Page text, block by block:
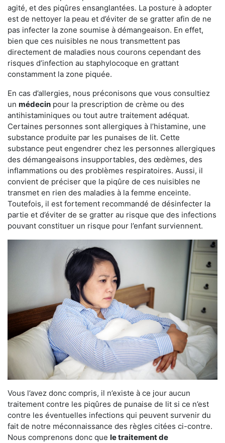
agité, et des piqûres ensanglantées. La posture à adopter
est de nettoyer la peau et d’éviter de se gratter afin de ne
pas infecter la zone soumise à démangeaison. En effet,
bien que ces nuisibles ne nous transmettent pas
directement de maladies nous courons cependant des
risques d’infection au staphylocoque en grattant
constamment la zone piquée.
En cas d’allergies, nous préconisons que vous consultiez
un médecin pour la prescription de crème ou des
antihistaminiques ou tout autre traitement adéquat.
Certaines personnes sont allergiques à l’histamine, une
substance produite par les punaises de lit. Cette
substance peut engendrer chez les personnes allergiques
des démangeaisons insupportables, des œdèmes, des
inflammations ou des problèmes respiratoires. Aussi, il
convient de préciser que la piqûre de ces nuisibles ne
transmet en rien des maladies à la femme enceinte.
Toutefois, il est fortement recommandé de désinfecter la
partie et d’éviter de se gratter au risque que des infections
pouvant constituer un risque pour l’enfant surviennent.
Vous l’avez donc compris, il n’existe à ce jour aucun
traitement contre les piqûres de punaise de lit si ce n’est
contre les éventuelles infections qui peuvent survenir du
fait de notre méconnaissance des règles citées ci-contre.
Nous comprenons donc que le traitement de